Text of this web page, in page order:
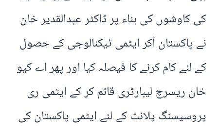
کی کاوشوں کی بناء پر ڈاکٹر عبدالقدیر خان
نے پاکستان آکر ایٹمی ٹیکنالوجی کے حصول
کے لئے کام کرنے کا فیصلہ کیا اور پھر اے کیو
خان ریسرچ لیبارٹری قائم کر کے ایٹمی ری
پروسیسنگ پلانٹ کے لئے ایٹمی پاکستان کی